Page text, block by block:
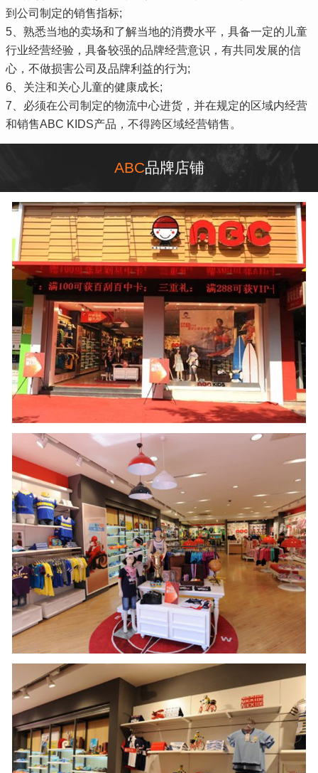
到公司制定的销售指标;
5、熟悉当地的卖场和了解当地的消费水平，具备一定的儿童
行业经营经验，具备较强的品牌经营意识，有共同发展的信
心，不做损害公司及品牌利益的行为;
6、关注和关心儿童的健康成长;
7、必须在公司制定的物流中心进货，并在规定的区域内经营
和销售ABC KIDS产品，不得跨区域经营销售。
ABC品牌店铺